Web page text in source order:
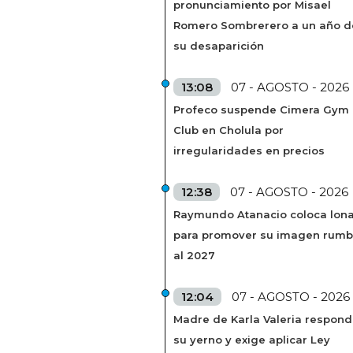
pronunciamiento por Misael
Romero Sombrerero a un año
su desaparición
13:08 07 - AGOSTO - 2026
Profeco suspende Cimera Gym
Club en Cholula por
irregularidades en precios
12:38 07 - AGOSTO - 2026
Raymundo Atanacio coloca
para promover su imagen
al 2027
12:04 07 - AGOSTO - 2026
Madre de Karla Valeria
su yerno y exige aplicar Ley